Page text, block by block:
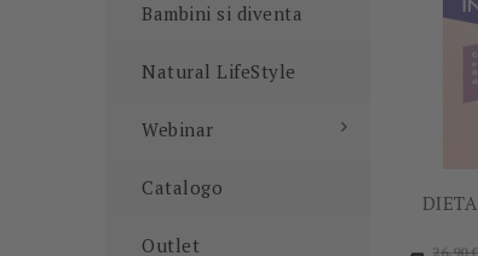
Bambini si diventa
Natural LifeStyle
Webinar
Catalogo
Outlet 26,90